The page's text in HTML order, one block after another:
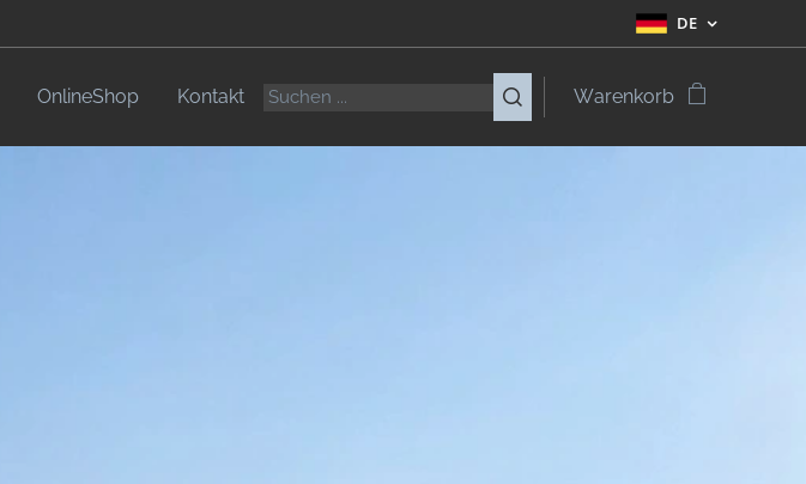
DE
OnlineShop Kontakt Warenkorb